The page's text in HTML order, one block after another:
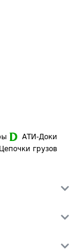
АТИ-Доки
Цепочки грузов